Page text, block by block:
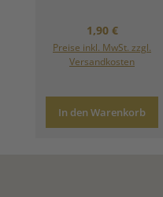
Regulärer Preis:
1,90 €
Preise inkl. MwSt. zzgl.
Versandkosten
In den Warenkorb